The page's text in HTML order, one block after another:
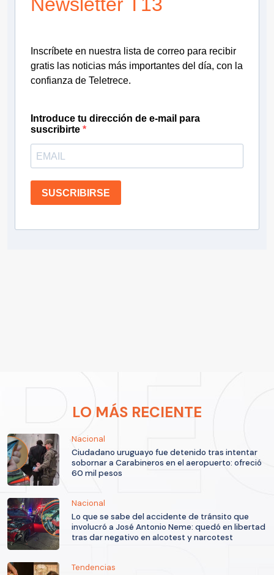
Inscríbete en nuestra lista de correo para recibir
gratis las noticias más importantes del día, con la
confianza de Teletrece.
Introduce tu dirección de e-mail para
suscribirte
SUSCRIBIRSE
LO MÁS RECIENTE
Nacional
Ciudadano uruguayo fue detenido tras intentar
sobornar a Carabineros en el aeropuerto: ofreció
60 mil pesos
Nacional
Lo que se sabe del accidente de tránsito que
involucró a José Antonio Neme: quedó en libertad
tras dar negativo en alcotest y narcotest
Tendencias